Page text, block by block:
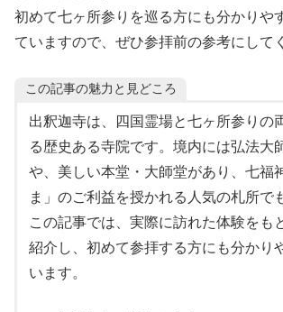
初めて七ヶ所参りを巡る方にも分かりや
ていますので、ぜひ参拝前の参考にして
この記事の魅力と見どころ
出釈迦寺は、四国霊場と七ヶ所参りの
る歴史ある寺院です。境内には弘法大
や、美しい本堂・大師堂があり、七福
ま」のご利益を授かれる人気の札所で
この記事では、実際に訪れた体験をも
紹介し、初めて参拝する方にも分かり
います。